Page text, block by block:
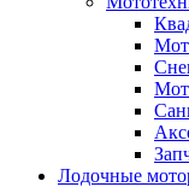
Лодочные